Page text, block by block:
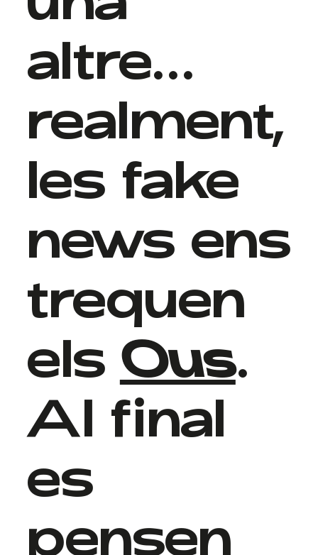
altre…
realment,
les fake
news ens
trequen
els Ous.
Al final
es
pensen